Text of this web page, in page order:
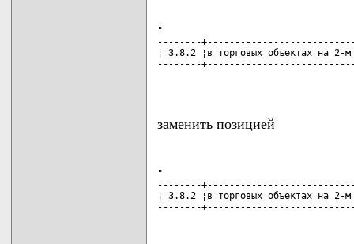
"
--------
¦ 3.8.2 ¦в торговых объектах
--------
заменить позицией
"
--------
¦ 3.8.2 ¦в торговых объектах
--------